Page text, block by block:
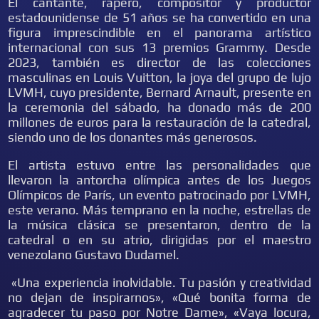
estadounidense de 51 años se ha convertido en una
figura imprescindible en el panorama artístico
internacional con sus 13 premios Grammy. Desde
2023, también es director de las colecciones
masculinas en Louis Vuitton, la joya del grupo de lujo
LVMH, cuyo presidente, Bernard Arnault, presente en
la ceremonia del sábado, ha donado más de 200
millones de euros para la restauración de la catedral,
siendo uno de los donantes más generosos.
El artista estuvo entre las personalidades que
llevaron la antorcha olímpica antes de los Juegos
Olímpicos de París, un evento patrocinado por LVMH,
este verano. Más temprano en la noche, estrellas de
la música clásica se presentaron, dentro de la
catedral o en su atrio, dirigidas por el maestro
venezolano Gustavo Dudamel.
«Una experiencia inolvidable. Tu pasión y creatividad
no dejan de inspirarnos», «Qué bonita forma de
agradecer tu paso por Notre Dame», «Vaya locura,